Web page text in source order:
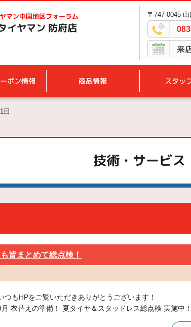
マン中国地区フォーラム
イヤマン 防府店
〒747-0045
来
ポン情報 商品情報 スタッ
日
技術・サービス
皆まとめて総点検！
つもHPをご覧いただきありがとうございます！
月 衣替えの準備！ 夏タイヤ＆スタッドレス総点検 実施中！